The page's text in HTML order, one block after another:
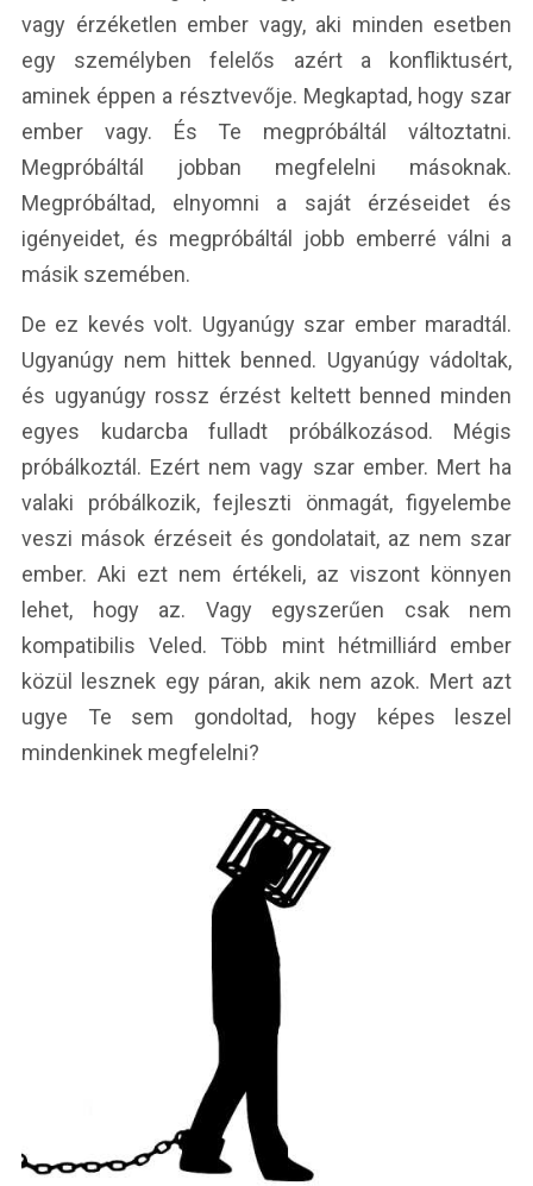
vagy érzéketlen ember vagy, aki minden esetben
egy személyben felelős azért a konfliktusért,
aminek éppen a résztvevője. Megkaptad, hogy szar
ember vagy. És Te megpróbáltál változtatni.
Megpróbáltál jobban megfelelni másoknak.
Megpróbáltad, elnyomni a saját érzéseidet és
igényeidet, és megpróbáltál jobb emberré válni a
másik szemében.
De ez kevés volt. Ugyanúgy szar ember maradtál.
Ugyanúgy nem hittek benned. Ugyanúgy vádoltak,
és ugyanúgy rossz érzést keltett benned minden
egyes kudarcba fulladt próbálkozásod. Mégis
próbálkoztál. Ezért nem vagy szar ember. Mert ha
valaki próbálkozik, fejleszti önmagát, figyelembe
veszi mások érzéseit és gondolatait, az nem szar
ember. Aki ezt nem értékeli, az viszont könnyen
lehet, hogy az. Vagy egyszerűen csak nem
kompatibilis Veled. Több mint hétmilliárd ember
közül lesznek egy páran, akik nem azok. Mert azt
ugye Te sem gondoltad, hogy képes leszel
mindenkinek megfelelni?